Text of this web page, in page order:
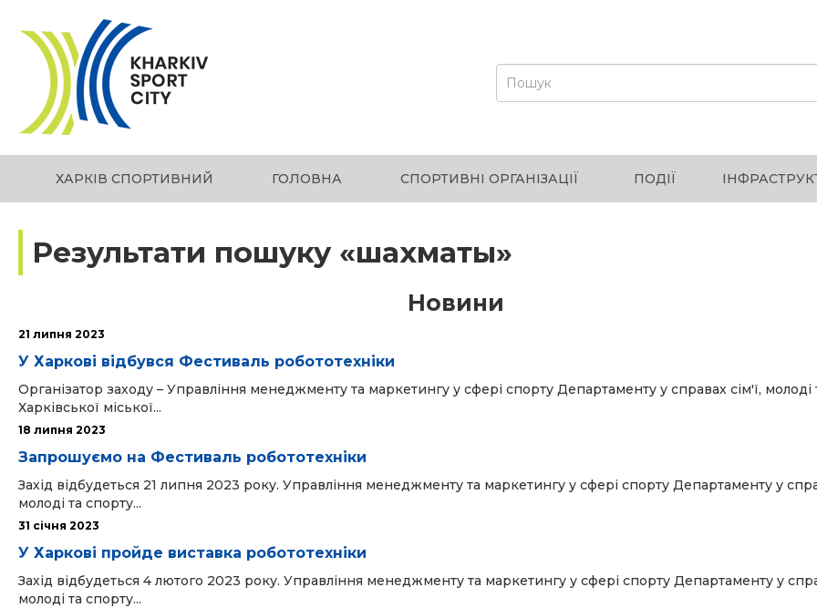
ХАРКІВ СПОРТИВНИЙ ГОЛОВНА СПОРТИВНІ ОРГАНІЗАЦІЇ ПОДІЇ
Результати пошуку «шахматы»
Новини
21 липня 2023
У Харкові відбувся Фестиваль робототехніки
Організатор заходу – Управління менеджменту та маркетингу у сфері спорту Департаменту у справах сім'ї, молоді
Харківської міської...
18 липня 2023
Запрошуємо на Фестиваль робототехніки
Захід відбудеться 21 липня 2023 року. Управління менеджменту та маркетингу у сфері спорту Департаменту у
молоді та спорту...
31 cічня 2023
У Харкові пройде виставка робототехніки
Захід відбудеться 4 лютого 2023 року. Управління менеджменту та маркетингу у сфері спорту Департаменту у
молоді та спорту...